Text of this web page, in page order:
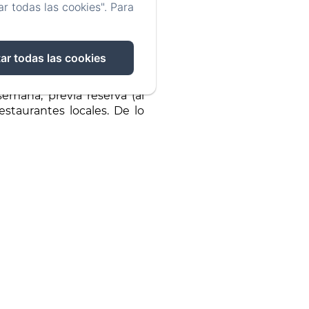
previa reserva (al
locales. De lo
todas las cookies". Para
todas las cookies